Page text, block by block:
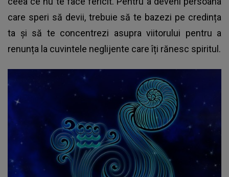
care speri să devii, trebuie să te bazezi pe credința
ta și să te concentrezi asupra viitorului pentru a
renunța la cuvintele neglijente care îți rănesc spiritul.